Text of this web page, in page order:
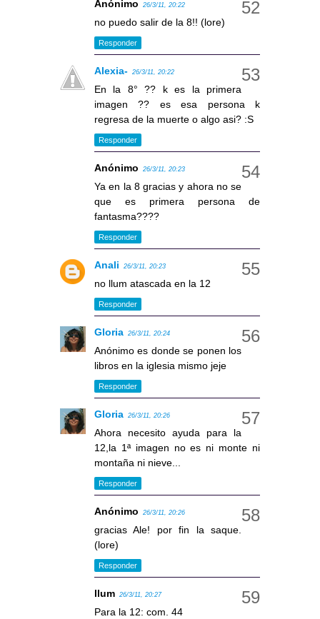
Anónimo 26/3/11, 20:22
no puedo salir de la 8!! (lore)
Responder
Alexia- 26/3/11, 20:22
En la 8° ?? k es la primera
imagen ?? es esa persona k
regresa de la muerte o algo asi? :S
Responder
Anónimo 26/3/11, 20:23
Ya en la 8 gracias y ahora no se
que es primera persona de
fantasma????
Responder
Anali 26/3/11, 20:23
no llum atascada en la 12
Responder
Gloria 26/3/11, 20:24
Anónimo es donde se ponen los
libros en la iglesia mismo jeje
Responder
Gloria 26/3/11, 20:26
Ahora necesito ayuda para la
12,la 1ª imagen no es ni monte ni
montaña ni nieve...
Responder
Anónimo 26/3/11, 20:26
gracias Ale! por fin la saque.
(lore)
Responder
llum 26/3/11, 20:27
Para la 12: com. 44